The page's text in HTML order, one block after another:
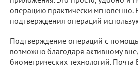
операцию практически мгновенно.
подтверждения операций
Подтверждение операций с
возможно благодаря активному
биометрических технологий. Почта